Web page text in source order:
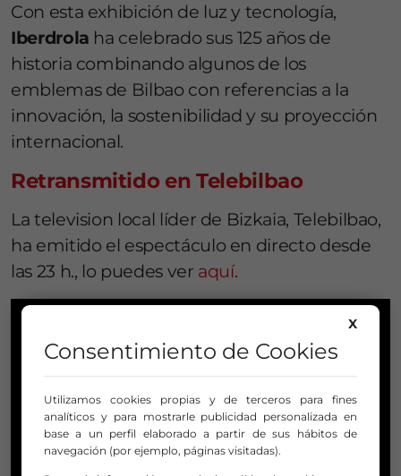
Con esta exhibición de luz y tecnología,
Iberdrola ha celebrado sus 125 años de
historia combinando algunos de los
emblemas de Bilbao con referencias a la
innovación, la sostenibilidad y su proyección
internacional.
Retransmitido en Telebilbao
La television local líder de Bizkaia, Telebilbao,
ha emitido el espectáculo en directo desde
las 23 h., lo puedes ver aquí.
X
Consentimiento de Cookies
Utilizamos cookies propias y de terceros para fines
analíticos y para mostrarle publicidad personalizada en
base a un perfil elaborado a partir de sus hábitos de
navegación (por ejemplo, páginas visitadas).